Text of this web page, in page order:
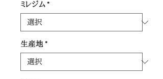
ミレジム *
生産地 *